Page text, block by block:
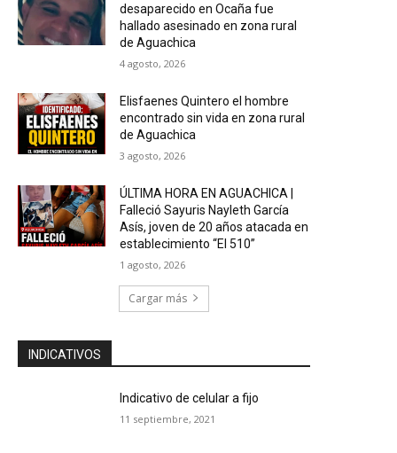
desaparecido en Ocaña fue
hallado asesinado en zona rural
de Aguachica
4 agosto, 2026
Elisfaenes Quintero el hombre
encontrado sin vida en zona rural
de Aguachica
3 agosto, 2026
ÚLTIMA HORA EN AGUACHICA |
Falleció Sayuris Nayleth García
Asís, joven de 20 años atacada en
establecimiento “El 510”
1 agosto, 2026
Cargar más
INDICATIVOS
Indicativo de celular a fijo
11 septiembre, 2021